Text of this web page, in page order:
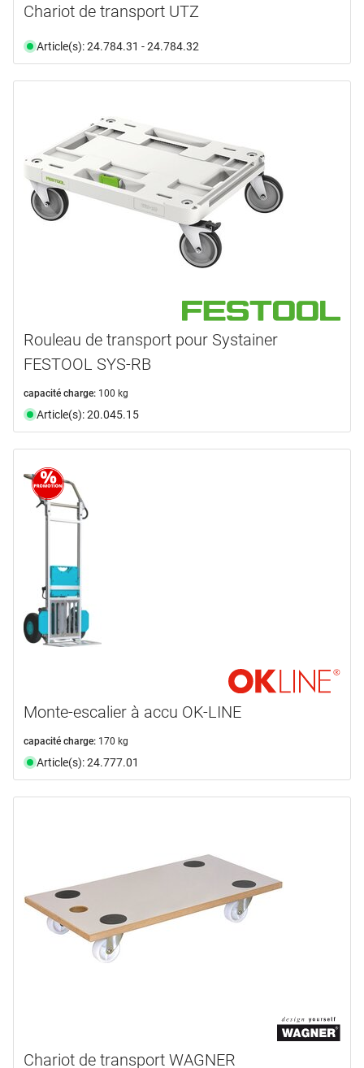
Chariot de transport UTZ
Article(s): 24.784.31 - 24.784.32
Rouleau de transport pour Systainer
FESTOOL SYS-RB
capacité charge: 100 kg
Article(s): 20.045.15
Monte-escalier à accu OK-LINE
capacité charge: 170 kg
Article(s): 24.777.01
Chariot de transport WAGNER